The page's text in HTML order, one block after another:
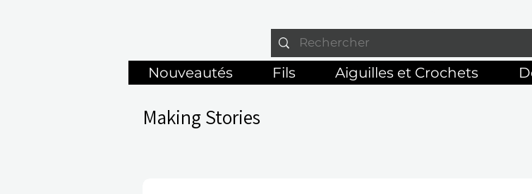
Nouveautés Fils Aiguilles et Crochets
Making Stories